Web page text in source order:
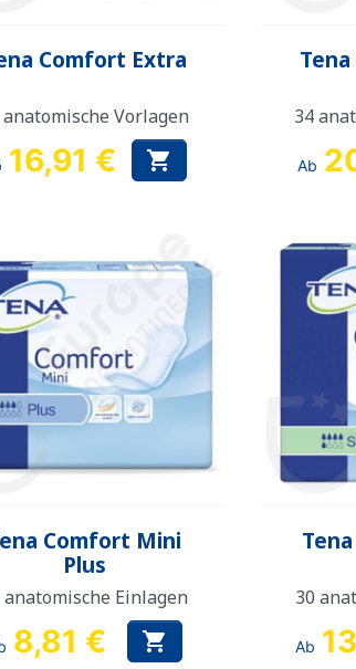
Vorschau
Comfort Extra
anatomische Vorlagen
16,91 € 
34
Ab
Vorschau
Comfort Mini
Plus
anatomische Einlagen
8,81 € 
30
Ab